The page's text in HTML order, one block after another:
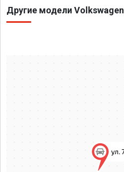
Другие модели Volkswagen